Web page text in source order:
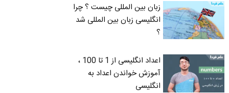
زبان بین المللی چیست ؟ چرا
انگلیسی زبان بین المللی شد
؟
اعداد انگلیسی از 1 تا 100 ،
آموزش خواندن اعداد به
انگلیسی